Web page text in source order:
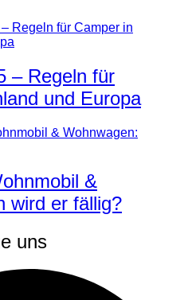
– Regeln für
und Europa
&
wird er fällig?
uns